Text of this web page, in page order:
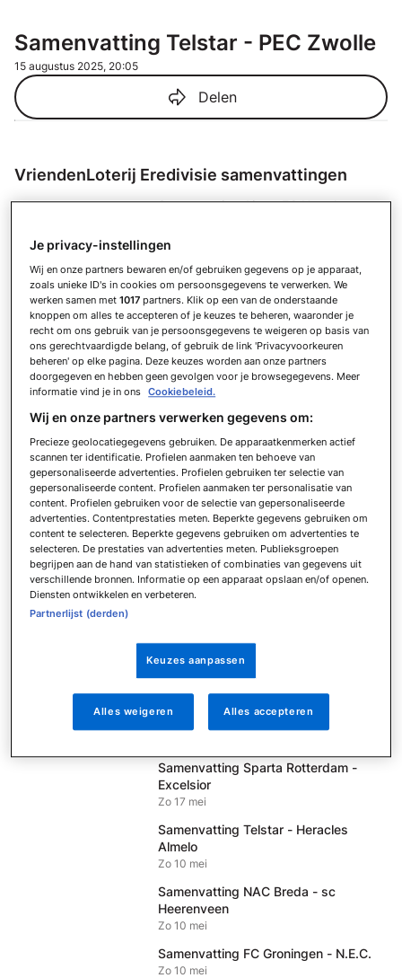
Samenvatting Telstar - PEC Zwolle
15 augustus 2025, 20:05
Delen
VriendenLoterij Eredivisie samenvattingen
Samenvatting Ajax - FC Utrecht
Samenvatting FC Utrecht - sc
Heerenveen
Do 21 mei
Samenvatting Ajax - FC Groningen
Do 21 mei
Samenvatting PEC Zwolle - Feyenoord
Zo 17 mei
Samenvatting N.E.C. - Go Ahead
Eagles
Zo 17 mei
Samenvatting FC Volendam - Telstar
Zo 17 mei
Samenvatting AZ - NAC Breda
Zo 17 mei
Samenvatting FC Utrecht - Fortuna
Sittard
Zo 17 mei
Samenvatting PSV - FC Twente
Zo 17 mei
Samenvatting sc Heerenveen - Ajax
Samenvatting Sparta Rotterdam -
Excelsior
Zo 17 mei
Samenvatting Telstar - Heracles
Almelo
Zo 10 mei
Samenvatting NAC Breda - sc
Heerenveen
Zo 10 mei
Samenvatting FC Groningen - N.E.C.
Zo 10 mei
Je privacy-instellingen
Wij en onze partners bewaren en/of gebruiken gegevens op je apparaat,
zoals unieke ID's in cookies om persoonsgegevens te verwerken. We
werken samen met1017 partners. Klik op een van de onderstaande
knoppen om alles te accepteren of je keuzes te beheren, waaronder je
recht om ons gebruik van je persoonsgegevens te weigeren op basis van
ons gerechtvaardigde belang, of gebruik de link 'Privacyvoorkeuren
beheren' op elke pagina. Deze keuzes worden aan onze partners
doorgegeven en hebben geen gevolgen voor je browsegegevens. Meer
informatie vind je in ons Cookiebeleid.
Wij en onze partners verwerken gegevens om:
Precieze geolocatiegegevens gebruiken. De apparaatkenmerken actief
scannen ter identificatie. Profielen aanmaken ten behoeve van
gepersonaliseerde advertenties. Profielen gebruiken ter selectie van
gepersonaliseerde content. Profielen aanmaken ter personalisatie van
content. Profielen gebruiken voor de selectie van gepersonaliseerde
advertenties. Contentprestaties meten. Beperkte gegevens gebruiken om
content te selecteren. Beperkte gegevens gebruiken om advertenties te
selecteren. De prestaties van advertenties meten. Publieksgroepen
begrijpen aan de hand van statistieken of combinaties van gegevens uit
verschillende bronnen. Informatie op een apparaat opslaan en/of openen.
Diensten ontwikkelen en verbeteren.
Partnerlijst (derden)
Keuzes aanpassen
Alles weigeren Alles accepteren